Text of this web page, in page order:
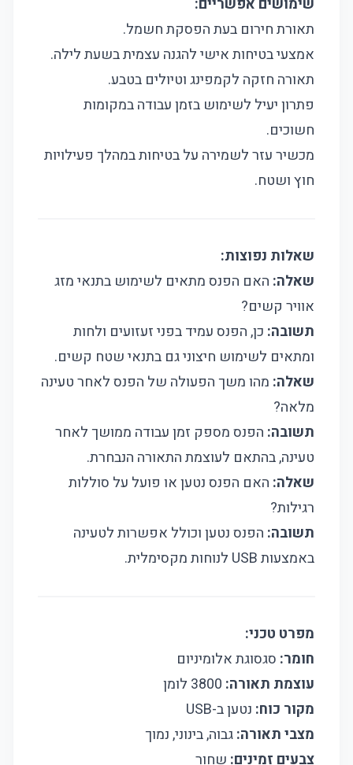
שימושים אפשריים:
תאורת חירום בעת הפסקת חשמל.
אמצעי בטיחות אישי להגנה עצמית בשעת לילה.
תאורה חזקה לקמפינג וטיולים בטבע.
פתרון יעיל לשימוש בזמן עבודה במקומות
חשוכים.
מכשיר עזר לשמירה על בטיחות במהלך פעילויות
חוץ ושטח.
שאלות נפוצות:
שאלה: האם הפנס מתאים לשימוש בתנאי מזג
אוויר קשים?
תשובה: כן, הפנס עמיד בפני זעזועים ולחות
ומתאים לשימוש חיצוני גם בתנאי שטח קשים.
שאלה: מהו משך הפעולה של הפנס לאחר טעינה
מלאה?
תשובה: הפנס מספק זמן עבודה ממושך לאחר
טעינה, בהתאם לעוצמת התאורה הנבחרת.
שאלה: האם הפנס נטען או פועל על סוללות
רגילות?
תשובה: הפנס נטען וכולל אפשרות לטעינה
באמצעות USB לנוחות מקסימלית.
מפרט טכני:
חומר: סגסוגת אלומיניום
עוצמת תאורה:
מקור כוח: נטען ב-USB
מצבי תאורה:גבוה, בינוני, נמוך
צבעים זמינים: שחור